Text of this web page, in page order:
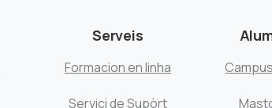
Serveis
Formacion en linha
Servici de Supòrt